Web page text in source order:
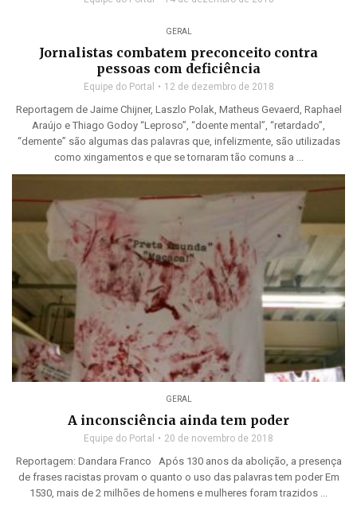
GERAL
Jornalistas combatem preconceito contra
pessoas com deficiência
Equipe do Portal 12 de dezembro de 2018
Reportagem de Jaime Chijner, Laszlo Polak, Matheus Gevaerd, Raphael
Araújo e Thiago Godoy “Leproso”, “doente mental”, “retardado”,
“demente” são algumas das palavras que, infelizmente, são utilizadas
como xingamentos e que se tornaram tão comuns a ...
GERAL
A inconsciência ainda tem poder
Equipe do Portal 20 de novembro de 2018
Reportagem: Dandara Franco Após 130 anos da abolição, a presença
de frases racistas provam o quanto o uso das palavras tem poder Em
1530, mais de 2 milhões de homens e mulheres foram trazidos ...